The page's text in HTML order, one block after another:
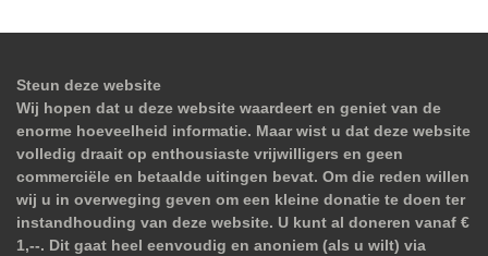
Steun deze website
Wij hopen dat u deze website waardeert en geniet van de
enorme hoeveelheid informatie. Maar wist u dat deze website
volledig draait op enthousiaste vrijwilligers en geen
commerciële en betaalde uitingen bevat. Om die reden willen
wij u in overweging geven om een kleine donatie te doen ter
instandhouding van deze website. U kunt al doneren vanaf €
1,--. Dit gaat heel eenvoudig en anoniem (als u wilt) via